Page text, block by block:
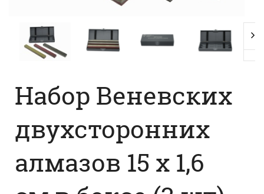
Набор Веневских
двухсторонних
алмазов 15 x 1,6